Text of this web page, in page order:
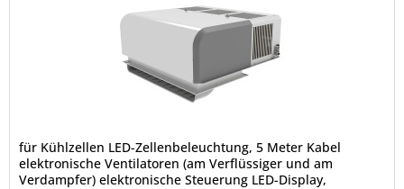
für Kühlzellen LED-Zellenbeleuchtung, 5 Meter Kabel
elektronische Ventilatoren (am Verflüssiger und am
Verdampfer) elektronische Steuerung LED-Display,